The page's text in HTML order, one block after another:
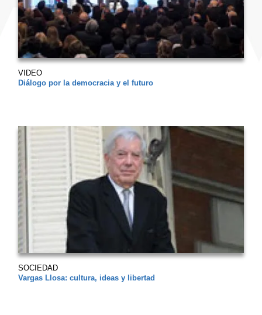
VIDEO
Diálogo por la democracia y el futuro
SOCIEDAD
Vargas Llosa: cultura, ideas y libertad